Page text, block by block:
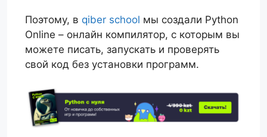
Поэтому, в qiber school мы создали Python
Online – онлайн компилятор, с которым вы
можете писать, запускать и проверять
свой код без установки программ.